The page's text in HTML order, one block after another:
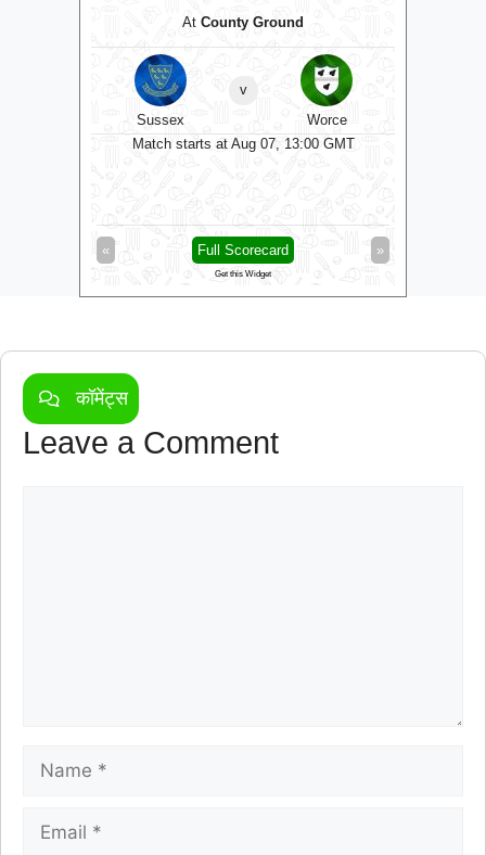
At County Ground
Sussex
v
Worce
Match starts at Aug 07, 13:00 GMT
« »
Full Scorecard
Get this Widget
कॉमेंट्स
Leave a Comment